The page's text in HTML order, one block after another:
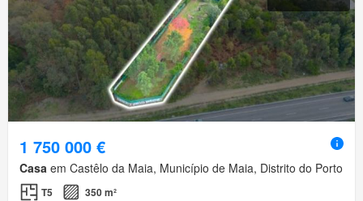
1 750 000 €
Casa em Castêlo da Maia, Município de Maia, Distrito do Porto
T5 350 m²